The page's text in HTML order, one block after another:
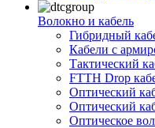
Волокно и кабель
Гибридный
Кабели с
Тактический
FTTH Drop
Оптический
Оптический
Оптическое